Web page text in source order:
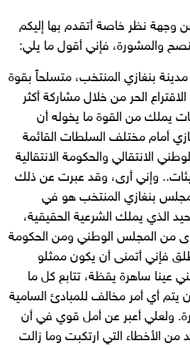
وجهة نظر خاصة أتقدم بها إليكم
والمشورة، فإني أقول ما يلي:
بنغازي المنتخب، متسلحاً بقوة
الحر من خلال مشاركة أكثر
يملك من القوة ما يخوله أن
أمام مختلف السلطات القائمة
الانتقالي والحكومة الانتقالية
وإني أرى، وقد عبرت عن ذلك
بنغازي المنتخب هو في
الذي يملك الشرعية الحقيقية،
من المجلس الوطني ومن الحكومة
فإني أتمنى أن يكون ممثلو
عينا ساهرة يقظة، تتابع كل ما
يتم أي أمر مخالف للمبادئ السامية
ولعلي أعبر عن أمل قوي في أن
من الأخطاء التي ارتكبت وما زالت